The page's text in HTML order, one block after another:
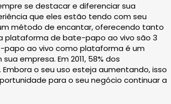
se destacar e diferenciar sua
que eles estão tendo com seu
método de encantar, oferecendo tanto
plataforma de bate-papo ao vivo são 3
papo ao vivo como plataforma é um
empresa. Em 2011, 58% dos
o seu uso esteja aumentando, isso
para o seu negócio continuar a